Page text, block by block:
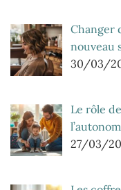
Changer
nouveau
30/03/
Le rôle
27/03/